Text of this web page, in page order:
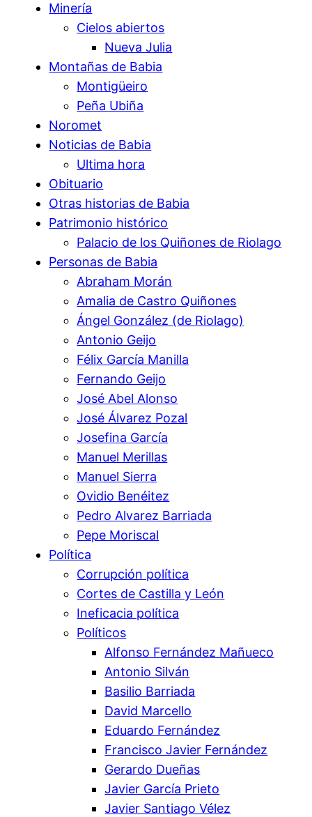
Minería
Cielos abiertos
Nueva Julia
Montañas de Babia
Montigüeiro
Peña Ubiña
Noromet
Noticias de Babia
Ultima hora
Obituario
Otras historias de Babia
Patrimonio histórico
Palacio de los Quiñones de Riolago
Personas de Babia
Abraham Morán
Amalia de Castro Quiñones
Ángel González (de Riolago)
Antonio Geijo
Félix García Manilla
Fernando Geijo
José Abel Alonso
José Álvarez Pozal
Josefina García
Manuel Merillas
Manuel Sierra
Ovidio Benéitez
Pedro Alvarez Barriada
Pepe Moriscal
Política
Corrupción política
Cortes de Castilla y León
Ineficacia política
Políticos
Alfonso Fernández Mañueco
Antonio Silván
Basilio Barriada
David Marcello
Eduardo Fernández
Francisco Javier Fernández
Gerardo Dueñas
Javier García Prieto
Javier Santiago Vélez